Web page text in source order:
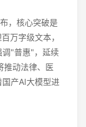
，核心突破是
万字级文本，
调"普惠"，延续
推动法律、医
产AI大模型进